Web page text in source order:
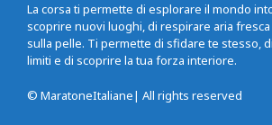
La corsa ti permette di esplorare il mondo
scoprire nuovi luoghi, di respirare aria
sulla pelle. Ti permette di sfidare te stesso,
limiti e di scoprire la tua forza interiore.
© MaratoneItaliane| All rights reserved